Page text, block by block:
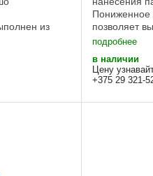
из
Подходит
Пониженное
позволяет
подробнее
в наличии
Цену
+375 29 321-